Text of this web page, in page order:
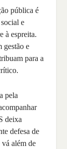
pública é
e
à espreita.
gestão e
para a
pela
deixa
defesa de
além de